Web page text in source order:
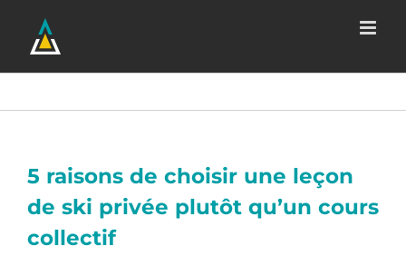
contenu
5 raisons de choisir une leçon
de ski privée plutôt qu’un cours
collectif